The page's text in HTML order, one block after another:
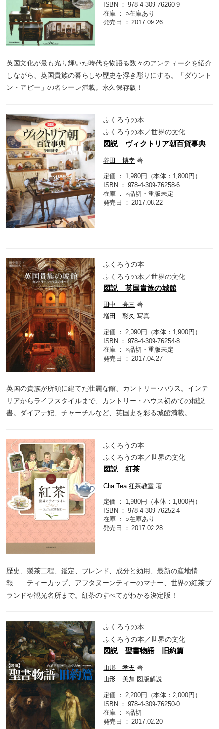
ISBN
978-4-309-76260-9
在庫
○在庫あり
発売日
2017.09.26
英国文化が最も光り輝いた時代を物語る数々のアンティークを紹介
しながら、英国貴族の暮らしや歴史を浮き彫りにする。「ダウント
ン・アビー」の名シーン満載。永久保存版！
ふくろうの本
ふくろうの本／世界の文化
図説 ヴィクトリア朝百貨事典
谷田 博幸 著
定価
1,980円（本体：1,800円）
ISBN
978-4-309-76258-6
在庫
×品切・重版未定
発売日
2017.08.22
ふくろうの本
ふくろうの本／世界の文化
図説 英国貴族の城館
田中 亮三 著
増田 彰久 写真
定価
2,090円（本体：1,900円）
ISBN
978-4-309-76254-8
在庫
×品切・重版未定
発売日
2017.04.27
英国の貴族が所領に建てた壮麗な館、カントリー･ハウス。インテ
リアからライフスタイルまで、カントリー・ハウス初めての概説
書。ダイアナ妃、チャーチルなど、英国史を彩る城館満載。
ふくろうの本
ふくろうの本／世界の文化
図説 紅茶
Cha Tea 紅茶教室 著
定価
1,980円（本体：1,800円）
ISBN
978-4-309-76252-4
在庫
○在庫あり
発売日
2017.02.28
歴史、製茶工程、鑑定、ブレンド、成分と効用、最新の産地情
報……ティーカップ、アフタヌーンティーのマナー、世界の紅茶ブ
ランドや観光名所まで。紅茶のすべてがわかる決定版！
ふくろうの本
ふくろうの本／世界の文化
図説 聖書物語 旧約篇
山形 孝夫 著
山形 美加 図版解説
定価
2,200円（本体：2,000円）
ISBN
978-4-309-76250-0
在庫
×品切
発売日
2017.02.20